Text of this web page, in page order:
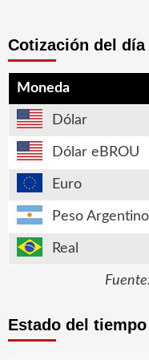
Cotización del día
Moneda
Dólar
Dólar eBROU
Euro
Peso Argentino
Real
Estado del tiempo